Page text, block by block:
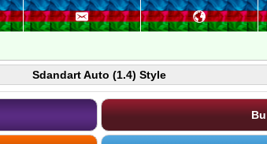
Sdandart Auto (1.4) Style
Bu